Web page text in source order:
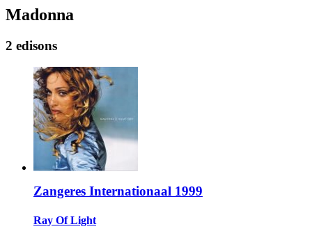
Madonna
2 edisons
Zangeres Internationaal 1999
Ray Of Light